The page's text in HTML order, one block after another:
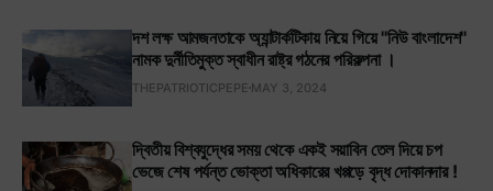
দশ লক্ষ আমজনতাকে অ্যান্টার্কটিকায় নিয়ে গিয়ে "নিউ বাংলাদেশ"
নামক দুর্নীতিমুক্ত স্বাধীন রাষ্ট্র গঠনের পরিকল্পনা ।
THEPATRIOTICPEPE MAY 3, 2024
দ্বিতীয় বিশ্বযুদ্ধের সময় থেকে একই সয়াবিন তেল দিয়ে চপ
ভেজে শেষ পর্যন্ত ভোক্তা অধিকারের খপ্পড়ে বৃদ্ধ দোকানদার !